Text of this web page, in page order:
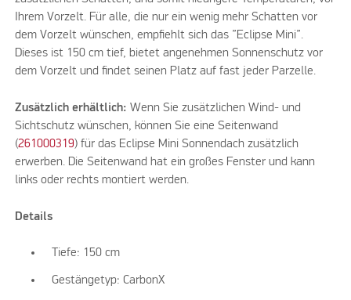
Ihrem Vorzelt. Für alle, die nur ein wenig mehr Schatten vor
dem Vorzelt wünschen, empfiehlt sich das ”Eclipse Mini”.
Dieses ist 150 cm tief, bietet angenehmen Sonnenschutz vor
dem Vorzelt und findet seinen Platz auf fast jeder Parzelle.
Zusätzlich erhältlich:Wenn Sie zusätzlichen Wind- und
Sichtschutz wünschen, können Sie eine Seitenwand
(261000319) für das Eclipse Mini Sonnendach zusätzlich
erwerben. Die Seitenwand hat ein großes Fenster und kann
links oder rechts montiert werden.
Details
Tiefe: 150 cm
Gestängetyp: CarbonX